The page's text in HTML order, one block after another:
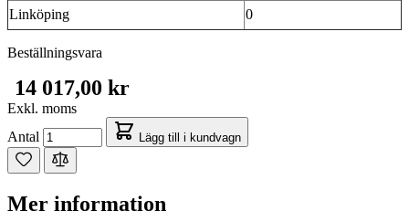
Linköping
0
Beställningsvara
14 017,00 kr
Exkl. moms
Antal
Lägg till i kundvagn
Mer information